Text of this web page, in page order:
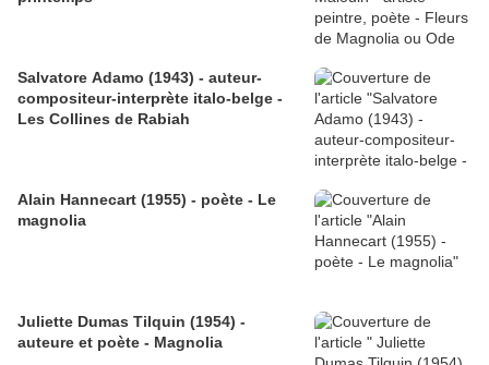
Salvatore Adamo (1943) - auteur-
compositeur-interprète italo-belge -
Les Collines de Rabiah
Alain Hannecart (1955) - poète - Le
magnolia
Juliette Dumas Tilquin (1954) -
auteure et poète - Magnolia